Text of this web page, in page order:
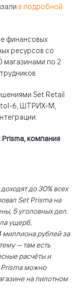
в подробной
финансовых
ресурсов со
магазинами по 2
Set Retail
6, ШТРИХ-М,
компания
до 30% всех
Set Prisma на
5 уголовных дел.
ущерб,
рублей за
— там есть
расчёты и
можно
на пилотном